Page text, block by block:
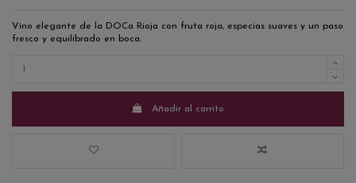
Vino elegante de la DOCa Rioja con fruta roja, especias suaves y un paso
fresco y equilibrado en boca.
Añadir al carrito